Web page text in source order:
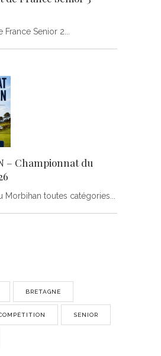
France Senior 2
– Championnat du
Morbihan toutes catégories
BRETAGNE
SENIOR